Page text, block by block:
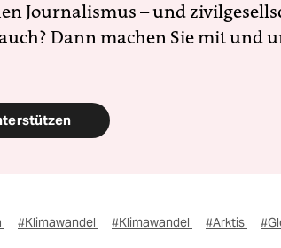
Journalismus – und
Dann machen Sie mit und
#Klimawandel #Klimawandel #Arktis